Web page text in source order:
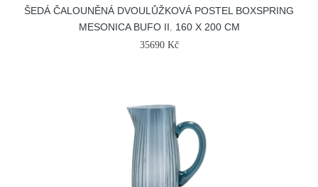
ŠEDÁ ČALOUNĚNÁ DVOULŮŽKOVÁ POSTEL BOXSPRING
MESONICA BUFO II. 160 X 200 CM
35690 Kč